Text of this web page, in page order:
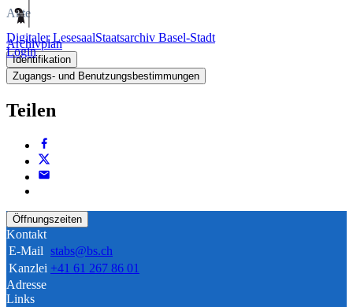
Digitaler LesesaalStaatsarchiv Basel-Stadt
Login
Akte
Archivplan
Identifikation
Zugangs- und Benutzungsbestimmungen
Teilen
Öffnungszeiten
Kontakt
E-Mail stabs@bs.ch
Kanzlei +41 61 267 86 01
Adresse
Links